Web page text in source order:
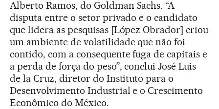
Alberto Ramos, do Goldman Sachs. “A
disputa entre o setor privado e o candidato
que lidera as pesquisas [López Obrador] criou
um ambiente de volatilidade que não foi
contido, com a consequente fuga de capitais e
a perda de força do peso”, conclui José Luis
de la Cruz, diretor do Instituto para o
Desenvolvimento Industrial e o Crescimento
Econômico do México.